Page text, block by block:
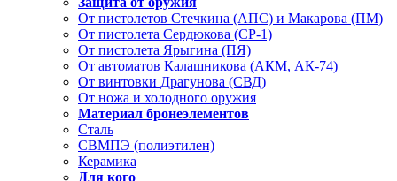
От пистолетов Стечкина (АПС) и Макарова (ПМ)
От пистолета Сердюкова (СР-1)
От пистолета Ярыгина (ПЯ)
От автоматов Калашникова (АКМ, АК-74)
От винтовки Драгунова (СВД)
От ножа и холодного оружия
Материал бронеэлементов
Сталь
СВМПЭ (полиэтилен)
Керамика
Для кого